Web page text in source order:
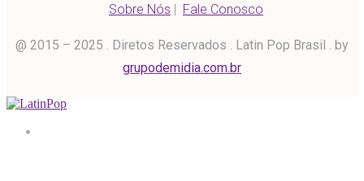
Sobre Nós | Fale Conosco
@ 2015 – 2025 . Diretos Reservados . Latin Pop Brasil . by
grupodemidia.com.br